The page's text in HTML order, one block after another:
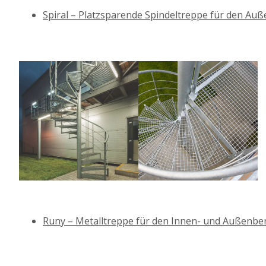
Spiral – Platzsparende Spindeltreppe für den
Runy – Metalltreppe für den Innen- und